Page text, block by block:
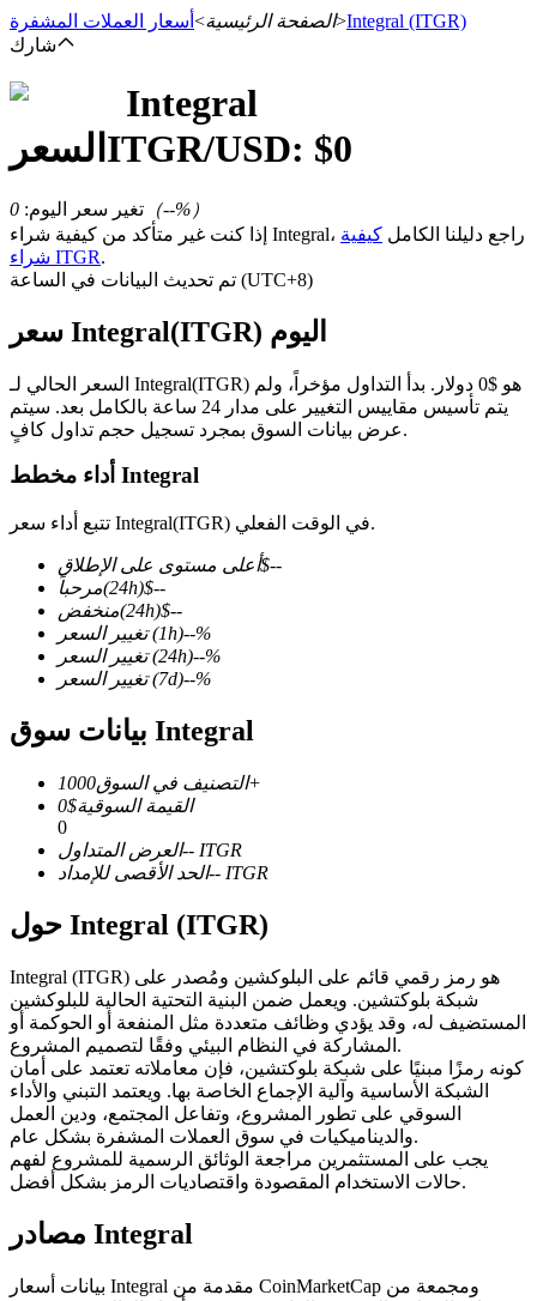
العقود الآجلة باستخدام USDT كضمان
العقود الآجلة لـ COIN-M
TradFi
مشتقات الأسهم والعملات الأجنبية والمعادن الثمينة والسلع
العقود الآجلة USDC
العقود الآجلة باستخدام USDC كضمان
الصفحة الرئيسية> أسعار العملات المشفرة >Integral (ITGR)
شارك
Integral
السعر ITGR/USD: $0
تغير سعر اليوم:
0 （--%）
إذا كنت غير متأكد من كيفية شراء Integral، راجع دليلنا الكامل كيفية
شراء ITGR.
تم تحديث البيانات في الساعة (UTC+8)
سعر Integral(ITGR) اليوم
السعر الحالي لـ Integral(ITGR) هو $0 دولار. بدأ التداول مؤخراً، ولم
يتم تأسيس مقاييس التغيير على مدار 24 ساعة بالكامل بعد. سيتم
عرض بيانات السوق بمجرد تسجيل حجم تداول كافٍ.
أداء مخطط Integral
تتبع أداء سعر Integral(ITGR) في الوقت الفعلي.
أعلى مستوى على الإطلاق$--
مرحباً
(24h)$--
منخفض
(24h)$--
تغيير السعر
(1h)--%
تغيير السعر
(24h)--%
تغيير السعر
(7d)--%
بيانات سوق Integral
التصنيف في السوق1000+
القيمة السوقية$
0
0
العرض المتداول-- ITGR
الحد الأقصى للإمداد-- ITGR
حول Integral (ITGR)
Integral (ITGR) هو رمز رقمي قائم على البلوكشين ومُصدر على
شبكة بلوكتشين. ويعمل ضمن البنية التحتية الحالية للبلوكشين
المستضيف له، وقد يؤدي وظائف متعددة مثل المنفعة أو الحوكمة أو
المشاركة في النظام البيئي وفقًا لتصميم المشروع.
كونه رمزًا مبنيًا على شبكة بلوكتشين، فإن معاملاته تعتمد على أمان
الشبكة الأساسية وآلية الإجماع الخاصة بها. ويعتمد التبني والأداء
السوقي على تطور المشروع، وتفاعل المجتمع، ودين العمل
والديناميكيات في سوق العملات المشفرة بشكل عام.
يجب على المستثمرين مراجعة الوثائق الرسمية للمشروع لفهم
حالات الاستخدام المقصودة واقتصاديات الرمز بشكل أفضل.
مصادر Integral
بيانات أسعار Integral مقدمة من CoinMarketCap ومجمعة من